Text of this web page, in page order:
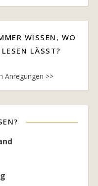
WISSEN, WO
LÄSST?
Anregungen >>